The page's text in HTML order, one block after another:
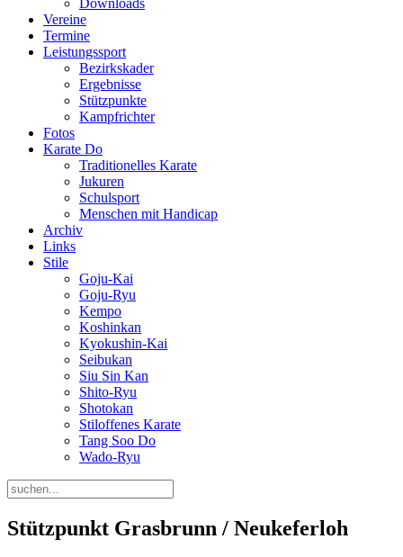
Downloads
Vereine
Termine
Leistungssport
Bezirkskader
Ergebnisse
Stützpunkte
Kampfrichter
Fotos
Karate Do
Traditionelles Karate
Jukuren
Schulsport
Menschen mit Handicap
Archiv
Links
Stile
Goju-Kai
Goju-Ryu
Kempo
Koshinkan
Kyokushin-Kai
Seibukan
Siu Sin Kan
Shito-Ryu
Shotokan
Stiloffenes Karate
Tang Soo Do
Wado-Ryu
Stützpunkt Grasbrunn / Neukeferloh